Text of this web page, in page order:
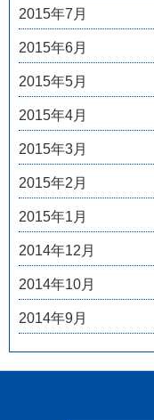
2015年7月
2015年6月
2015年5月
2015年4月
2015年3月
2015年2月
2015年1月
2014年12月
2014年10月
2014年9月